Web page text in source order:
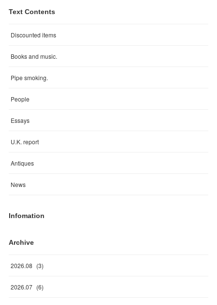
Text Contents
Discounted items
Books and music.
Pipe smoking.
People
Essays
U.K. report
Antiques
News
Infomation
Archive
2026.08 (3)
2026.07 (6)